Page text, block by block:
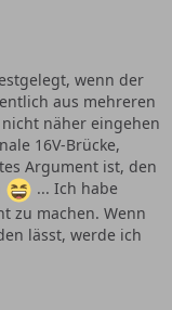
wenn der
aus mehreren
näher eingehen
16V-Brücke,
Argument ist, den
... Ich habe
zu machen. Wenn
lässt, werde ich